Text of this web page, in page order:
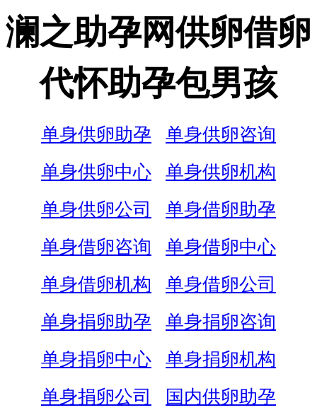
澜之助孕网供卵借卵
代怀助孕包男孩
单身供卵助孕
单身供卵咨询
单身供卵中心
单身供卵机构
单身供卵公司
单身借卵助孕
单身借卵咨询
单身借卵中心
单身借卵机构
单身借卵公司
单身捐卵助孕
单身捐卵咨询
单身捐卵中心
单身捐卵机构
单身捐卵公司
国内供卵助孕